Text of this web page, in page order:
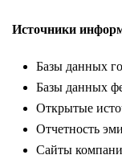
Источники
Базы данных
Базы данных
Открытые
Отчетность
Сайты